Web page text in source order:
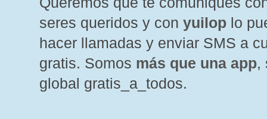
seres queridos y con yuilop lo
hacer llamadas y enviar SMS a
gratis. Somos más que una app,
global gratis_a_todos.